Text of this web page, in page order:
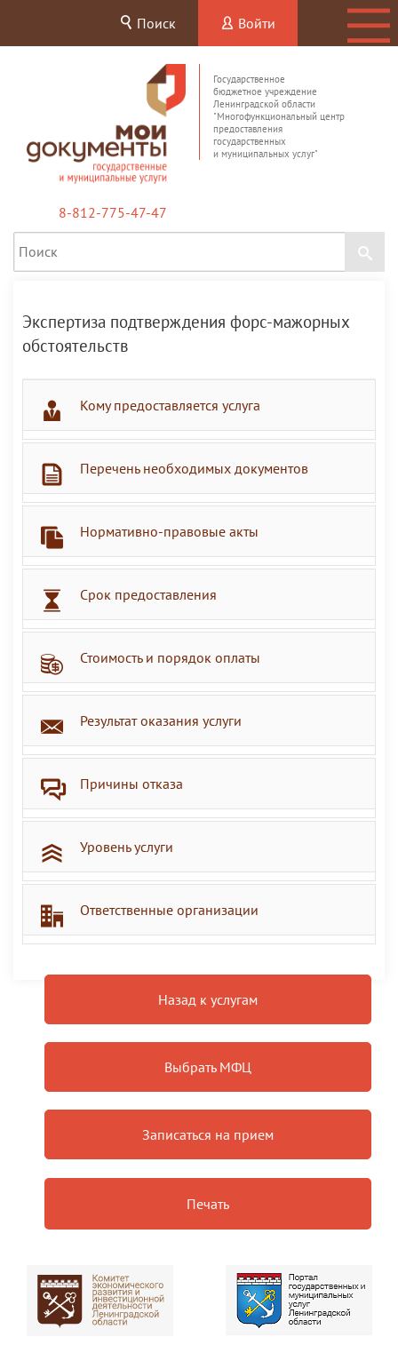
Поиск Войти
Государственное
бюджетное учреждение
Ленинградской области
"Многофункциональный центр
предоставления
государственных
и муниципальных услуг"
8-812-775-47-47
Экспертиза подтверждения форс-мажорных
обстоятельств
Кому предоставляется услуга
Перечень необходимых документов
Нормативно-правовые акты
Срок предоставления
Стоимость и порядок оплаты
Результат оказания услуги
Причины отказа
Уровень услуги
Ответственные организации
Назад к услугам
Выбрать МФЦ
Записаться на прием
Печать